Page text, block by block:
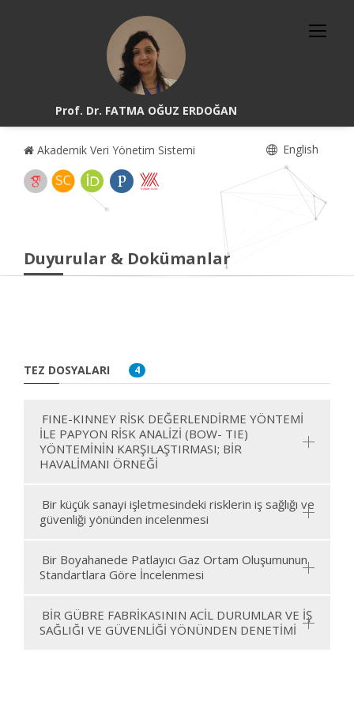
Prof. Dr. FATMA OĞUZ ERDOĞAN
Akademik Veri Yönetim Sistemi English
Duyurular & Dokümanlar
TEZ DOSYALARI 4
FINE-KINNEY RİSK DEĞERLENDİRME YÖNTEMİ
İLE PAPYON RİSK ANALİZİ (BOW- TIE)
YÖNTEMİNİN KARŞILAŞTIRMASI; BİR
HAVALİMANI ÖRNEĞİ
Bir küçük sanayi işletmesindeki risklerin iş sağlığı ve
güvenliği yönünden incelenmesi
Bir Boyahanede Patlayıcı Gaz Ortam Oluşumunun
Standartlara Göre İncelenmesi
BİR GÜBRE FABRİKASININ ACİL DURUMLAR VE İŞ
SAĞLIĞI VE GÜVENLİĞİ YÖNÜNDEN DENETİMİ